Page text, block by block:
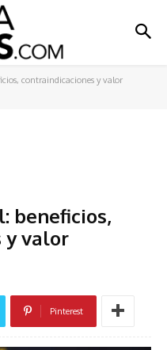
contraindicaciones y valor
beneficios,
y valor
Pinterest